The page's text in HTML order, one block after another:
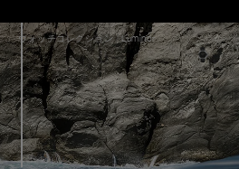
ウォッチコレクション /Luminor